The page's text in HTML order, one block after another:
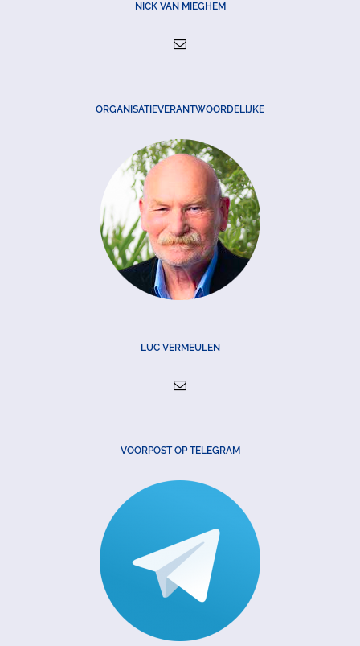
NICK VAN MIEGHEM
ORGANISATIEVERANTWOORDELIJKE
LUC VERMEULEN
VOORPOST OP TELEGRAM